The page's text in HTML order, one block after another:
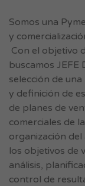
Somos una
y
Con el objetivo
buscamos JEFE
selección de
y definición de
de planes de
comerciales de
organización
los objetivos de
análisis,
control de